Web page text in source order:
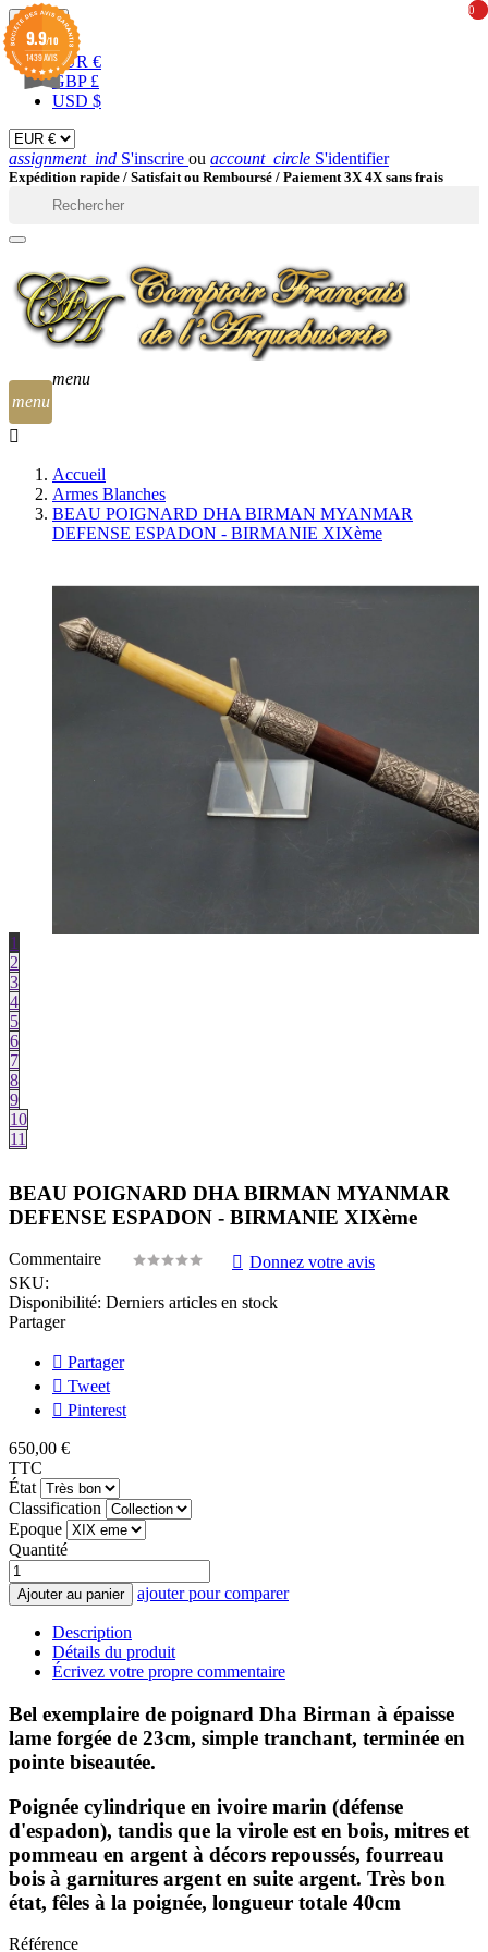
EUR 
EUR €
GBP £
USD $
assignment_ind S'inscrire ou account_circle S'identifier
Expédition rapide / Satisfait ou Remboursé / Paiement 3X 4X sans frais
menu
0
0
menu
Accueil
Armes Blanches
BEAU POIGNARD DHA BIRMAN MYANMAR
DEFENSE ESPADON - BIRMANIE XIXème
1
2
3
4
5
6
7
8
9
10
11
BEAU POIGNARD DHA BIRMAN MYANMAR
DEFENSE ESPADON - BIRMANIE XIXème
Commentaire
Donnez votre avis
SKU:
Disponibilité: Derniers articles en stock
Partager
Partager
Tweet
Pinterest
650,00 €
TTC
État
Classification
Epoque
Quantité
Ajouter au panier ajouter pour comparer
Description
Détails du produit
Écrivez votre propre commentaire
Bel exemplaire de poignard Dha Birman à épaisse
lame forgée de 23cm, simple tranchant, terminée en
pointe biseautée.
Poignée cylindrique en ivoire marin (défense
d'espadon), tandis que la virole est en bois, mitres et
pommeau en argent à décors repoussés, fourreau
bois à garnitures argent en suite argent. Très bon
état, fêles à la poignée, longueur totale 40cm
Référence
9.9/10
1439 AVIS